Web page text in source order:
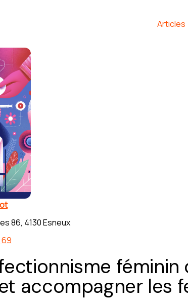
Articles
86, 4130 Esneux
féminin
accompagner les